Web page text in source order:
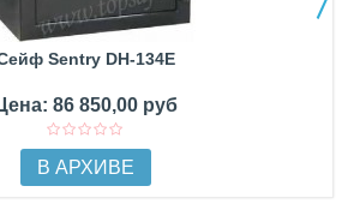
Sentry DH-134E
86 850,00 руб
В АРХИВЕ